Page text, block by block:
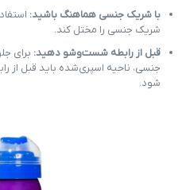
با شریک جنسی هماهنگ باشید:
شریک جنسی را مختل کند.
قبل از رابطه شست‌وشو دهید: برای
جنسی، ناحیه اسپری‌شده باید قبل از
شود.